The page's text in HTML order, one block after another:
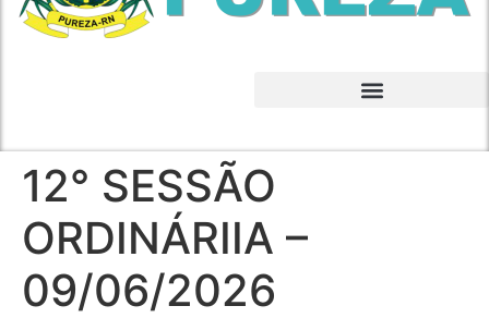
12° SESSÃO
ORDINÁRIIA –
09/06/2026